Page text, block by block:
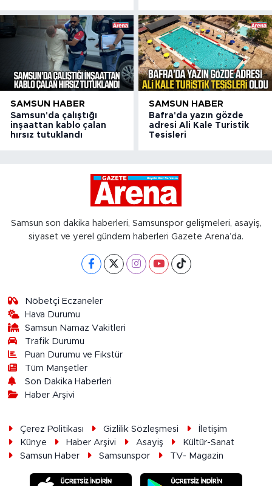
SAMSUN HABER
Samsun'da çalıştığı
inşaattan kablo çalan
hırsız tutuklandı
SAMSUN HABER
Bafra'da yazın gözde
adresi Ali Kale Turistik
Tesisleri
Samsun son dakika haberleri, Samsunspor gelişmeleri, asayiş,
siyaset ve yerel gündem haberleri Gazete Arena’da.
Nöbetçi Eczaneler
Hava Durumu
Samsun Namaz Vakitleri
Trafik Durumu
Puan Durumu ve Fikstür
Tüm Manşetler
Son Dakika Haberleri
Haber Arşivi
Çerez Politikası Gizlilik Sözleşmesi
İletişim
Künye
Haber Arşivi Asayiş
Kültür-Sanat
Samsun Haber
Samsunspor TV- Magazin